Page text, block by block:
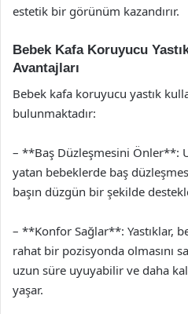
estetik bir görünüm kazandırır.
Bebek Kafa Koruyucu
Avantajları
Bebek kafa koruyucu yastık
bulunmaktadır:
– **Baş Düzleşmesini Önler**:
yatan bebeklerde baş
başın düzgün bir şekilde
– **Konfor Sağlar**: Yastıklar,
rahat bir pozisyonda olmasını
uzun süre uyuyabilir ve daha
yaşar.